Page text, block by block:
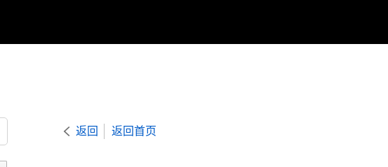
返回 返回首页